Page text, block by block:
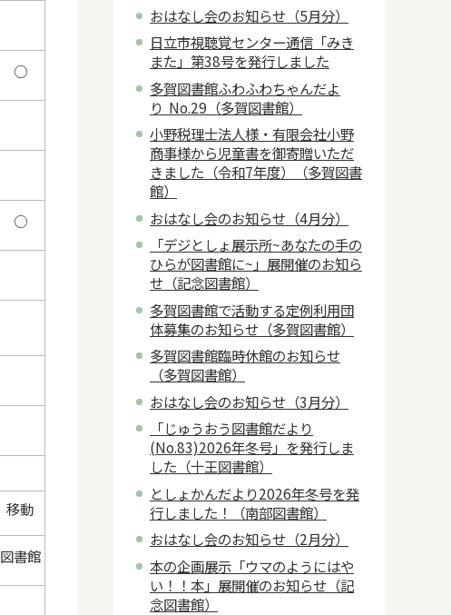
○
○
移動
図書館
おはなし会のお知らせ（5月分）
日立市視聴覚センター通信「みき
また」第38号を発行しました
多賀図書館ふわふわちゃんだよ
り No.29（多賀図書館）
小野税理士法人様・有限会社小野
商事様から児童書を御寄贈いただ
きました（令和7年度）（多賀図書
館）
おはなし会のお知らせ（4月分）
「デジとしょ展示所~あなたの手の
ひらが図書館に~」展開催のお知ら
せ（記念図書館）
多賀図書館で活動する定例利用団
体募集のお知らせ（多賀図書館）
多賀図書館臨時休館のお知らせ
（多賀図書館）
おはなし会のお知らせ（3月分）
「じゅうおう図書館だより
(No.83)2026年冬号」を発行しま
した（十王図書館）
としょかんだより2026年冬号を発
行しました！（南部図書館）
おはなし会のお知らせ（2月分）
本の企画展示「ウマのようにはや
い！！本」展開催のお知らせ（記
念図書館）